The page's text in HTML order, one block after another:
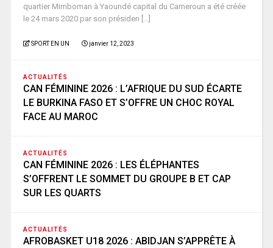
quartier Mimboman à Yaoundé capital du Cameroun a été créée
le 24 mars 2020 par son présiden [...]
SPORT EN UN janvier 12, 2023
ACTUALITÉS
CAN FÉMININE 2026 : L’AFRIQUE DU SUD ÉCARTE
LE BURKINA FASO ET S’OFFRE UN CHOC ROYAL
FACE AU MAROC
ACTUALITÉS
CAN FÉMININE 2026 : LES ÉLÉPHANTES
S’OFFRENT LE SOMMET DU GROUPE B ET CAP
SUR LES QUARTS
ACTUALITÉS
AFROBASKET U18 2026 : ABIDJAN S’APPRÊTE À